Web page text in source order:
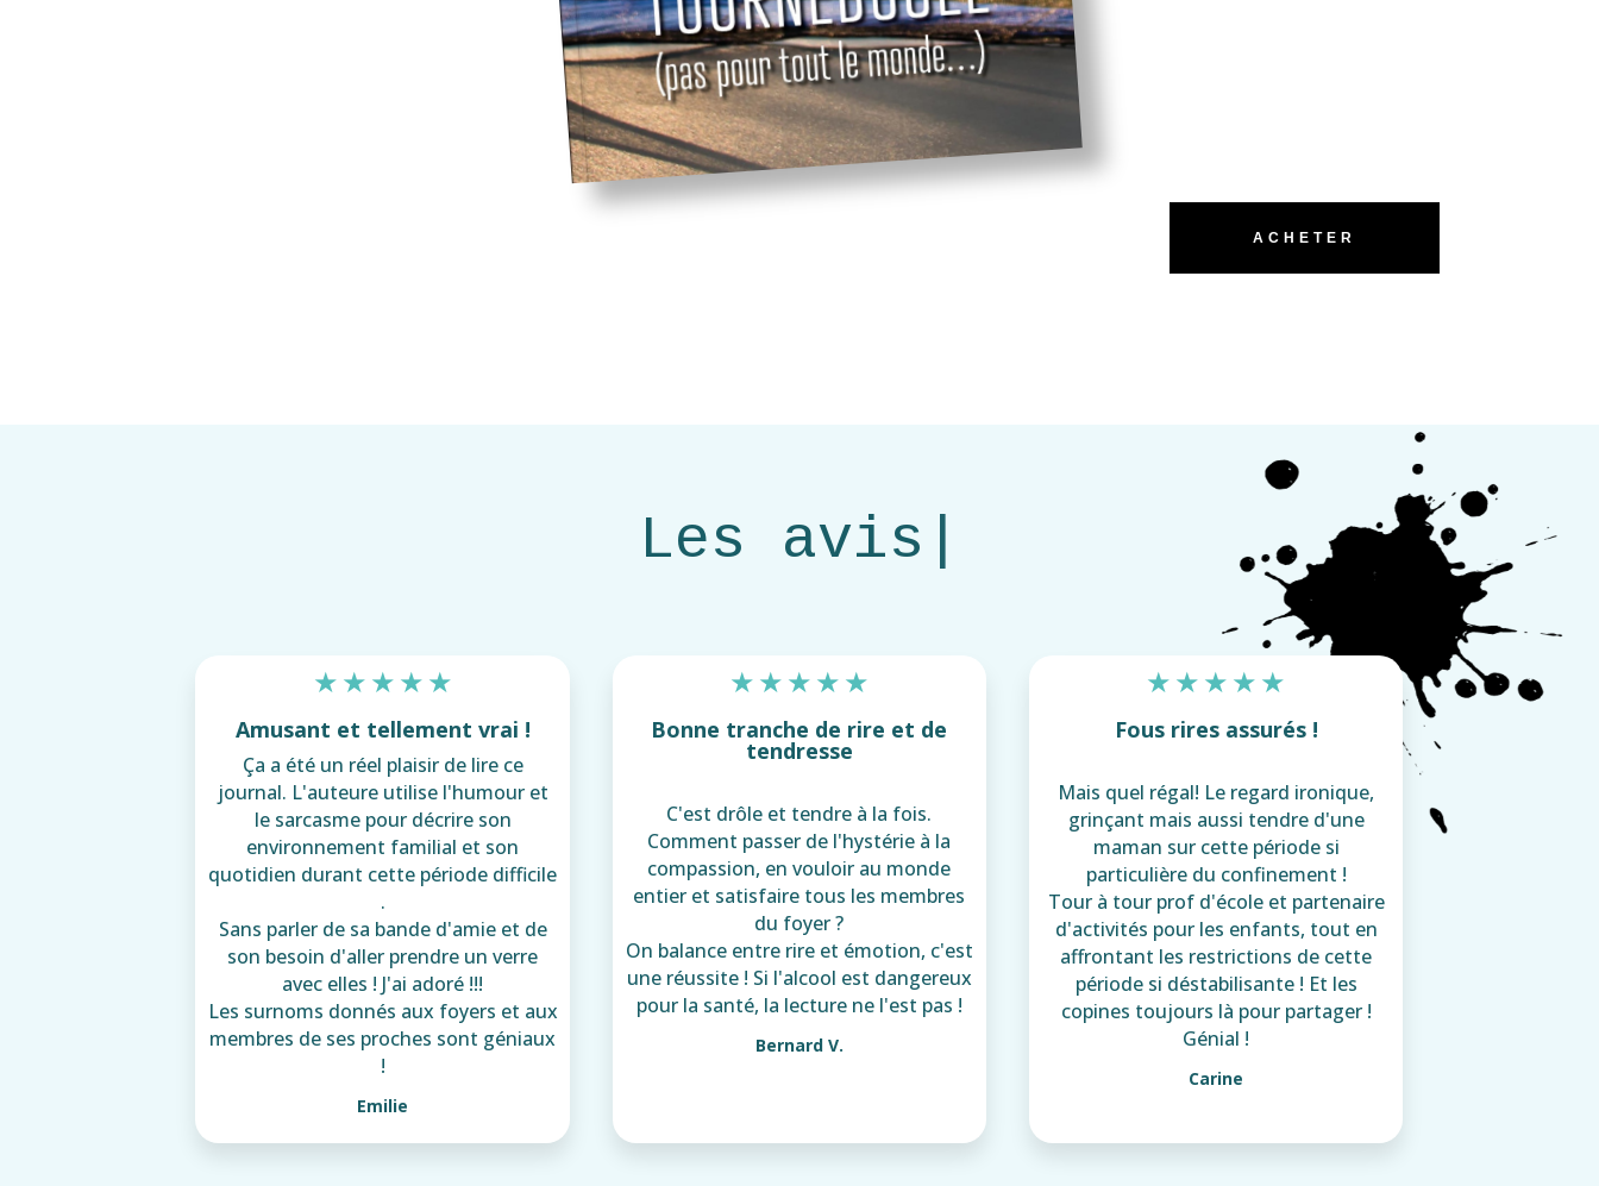
ACHETER
Les avis
★★★★★
Amusant et tellement vrai !
Ça a été un réel plaisir de lire ce
journal. L'auteure utilise l'humour et
le sarcasme pour décrire son
environnement familial et son
quotidien durant cette période difficile
.
Sans parler de sa bande d'amie et de
son besoin d'aller prendre un verre
avec elles ! J'ai adoré !!!
Les surnoms donnés aux foyers et aux
membres de ses proches sont géniaux
!
Emilie
★★★★★
Bonne tranche de rire et de
tendresse
C'est drôle et tendre à la fois.
Comment passer de l'hystérie à la
compassion, en vouloir au monde
entier et satisfaire tous les membres
du foyer ?
On balance entre rire et émotion, c'est
une réussite ! Si l'alcool est dangereux
pour la santé, la lecture ne l'est pas !
Bernard V.
★★★★★
Fous rires assurés !
Mais quel régal! Le regard ironique,
grinçant mais aussi tendre d'une
maman sur cette période si
particulière du confinement !
Tour à tour prof d'école et partenaire
d'activités pour les enfants, tout en
affrontant les restrictions de cette
période si déstabilisante ! Et les
copines toujours là pour partager !
Génial !
Carine